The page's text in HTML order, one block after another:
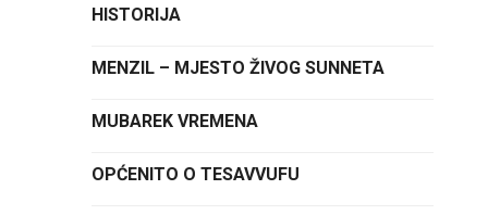
HISTORIJA
MENZIL – MJESTO ŽIVOG SUNNETA
MUBAREK VREMENA
OPĆENITO O TESAVVUFU